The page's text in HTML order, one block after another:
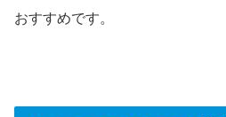
おすすめです。